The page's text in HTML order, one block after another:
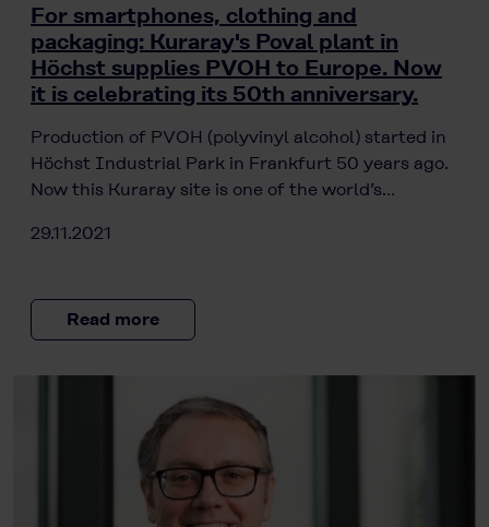
For smartphones, clothing and
packaging: Kuraray's Poval plant in
Höchst supplies PVOH to Europe. Now
it is celebrating its 50th anniversary.
Production of PVOH (polyvinyl alcohol) started in
Höchst Industrial Park in Frankfurt 50 years ago.
Now this Kuraray site is one of the world’s…
29.11.2021
Read more